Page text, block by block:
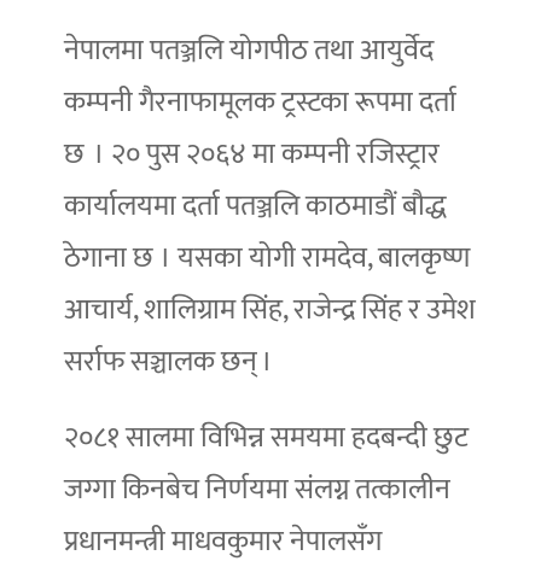
नेपालमा पतञ्जलि योगपीठ तथा आयुर्वेद
कम्पनी गैरनाफामूलक ट्रस्टका रूपमा दर्ता
छ । २० पुस २०६४ मा कम्पनी रजिस्ट्रार
कार्यालयमा दर्ता पतञ्जलि काठमाडौं बौद्ध
ठेगाना छ । यसका योगी रामदेव, बालकृष्ण
आचार्य, शालिग्राम सिंह, राजेन्द्र सिंह र उमेश
सर्राफ सञ्चालक छन् ।
२०८१ सालमा विभिन्न समयमा हदबन्दी छुट
जग्गा किनबेच निर्णयमा संलग्न तत्कालीन
प्रधानमन्त्री माधवकुमार नेपालसँग